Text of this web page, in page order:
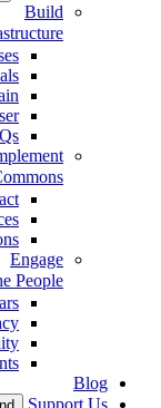
Build
Engage
People
Blog
Support Us